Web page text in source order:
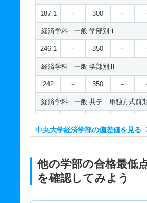
187.1 － 300 －
経済学科 一般 学部別Ⅰ
246.1 － 350 －
経済学科 一般 学部別Ⅱ
242 － 350 －
経済学科 一般 共テ 単独方式前
経済学科 一般 共テ 単独方式前
経済学科 一般 ニ 単独方式後期
中央大学経済学部の偏差値を見る
他の学部の合格最低
を確認してみよう